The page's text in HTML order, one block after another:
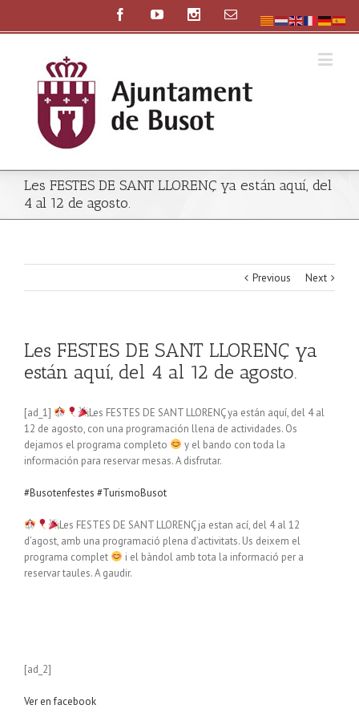
Les FESTES DE SANT LLORENÇ ya están aquí, del
4 al 12 de agosto.
Previous Next
Les FESTES DE SANT LLORENÇ ya
están aquí, del 4 al 12 de agosto.
[ad_1]
Les FESTES DE SANT LLORENÇ ya están aquí, del 4 al
12 de agosto, con una programación llena de actividades. Os
dejamos el programa completo
y el bando con toda la
información para reservar mesas. A disfrutar.
#Busotenfestes #TurismoBusot
Les FESTES DE SANT LLORENÇ ja estan ací, del 4 al 12
d’agost, amb una programació plena d’activitats. Us deixem el
programa complet
i el bàndol amb tota la informació per a
reservar taules. A gaudir.
[ad_2]
Ver en facebook